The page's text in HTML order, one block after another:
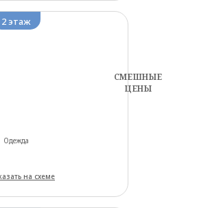
2этаж
СМЕШНЫЕ
ЦЕНЫ
Одежда
на схеме